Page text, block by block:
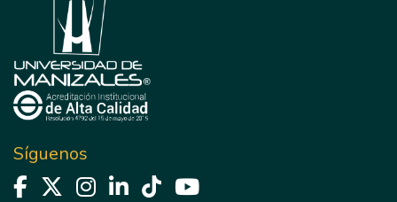
Síguenos